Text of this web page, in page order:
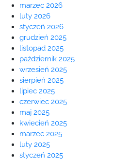
marzec 2026
luty 2026
styczeń 2026
grudzień 2025
listopad 2025
październik 2025
wrzesień 2025
sierpień 2025
lipiec 2025
czerwiec 2025
maj 2025
kwiecień 2025
marzec 2025
luty 2025
styczeń 2025